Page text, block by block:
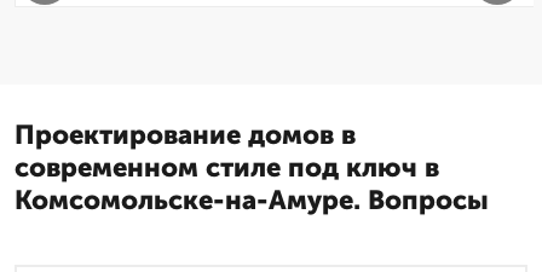
Проектирование домов в
современном стиле под ключ в
Комсомольске-на-Амуре. Вопросы